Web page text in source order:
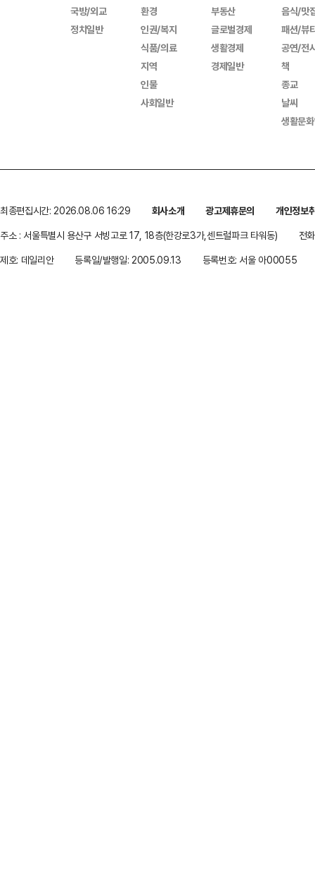
국방/외교
정치일반
환경
인권/복지
식품/의료
지역
인물
사회일반
부동산
글로벌경제
생활경제
경제일반
음식/맛
패션/뷰
공연/전
책
종교
날씨
생활문
최종편집시간: 2026.08.06 16:29 회사소개 광고제휴문의
개인정보
주소 : 서울특별시 용산구 서빙고로 17, 18층(한강로3가,센트럴파크 타워동)
전
제호: 데일리안
등록일/발행일: 2005.09.13 등록번호: 서울 아00055